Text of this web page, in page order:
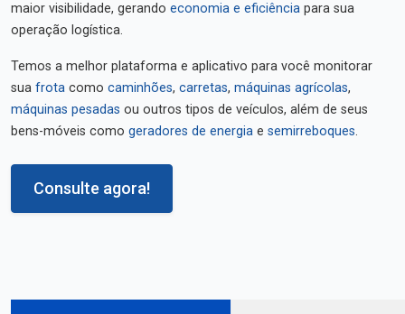
maior visibilidade, gerando economia e eficiência para sua
operação logística.
Temos a melhor plataforma e aplicativo para você monitorar
sua frota como caminhões, carretas, máquinas agrícolas,
máquinas pesadas ou outros tipos de veículos, além de seus
bens-móveis como geradores de energia e semirreboques.
Consulte agora!